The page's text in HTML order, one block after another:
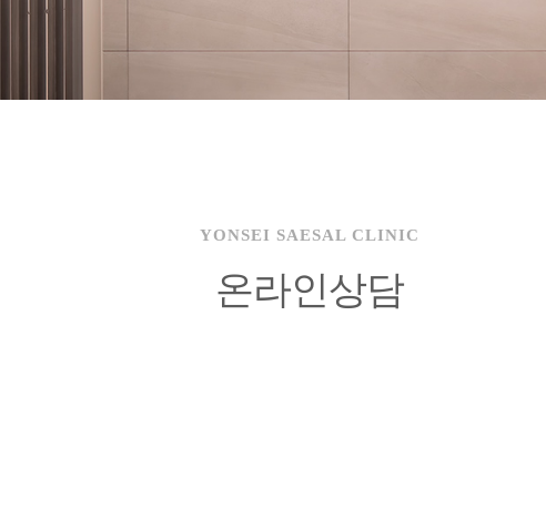
YONSEI SAESAL CLINIC
온라인상담